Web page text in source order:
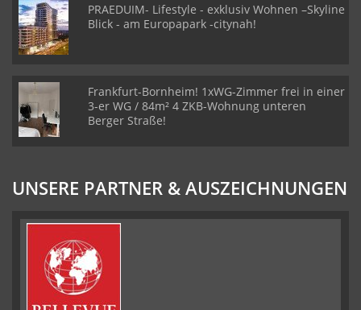
PRAEDUIM- Lifestyle - exklusiv Wohnen –Skyline
Blick - am Europapark -citynah!
Frankfurt-Bornheim! 1xWG-Zimmer frei in einer
3-er WG / 84m² 4 ZKB-Wohnung unteren
Berger Straße!
UNSERE PARTNER & AUSZEICHNUNGEN